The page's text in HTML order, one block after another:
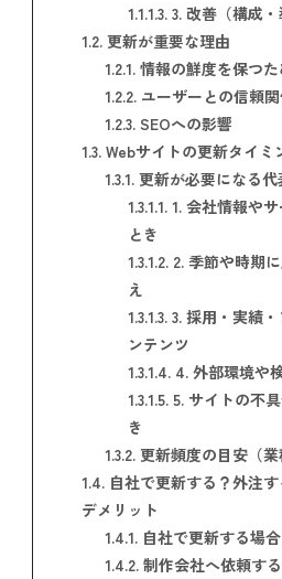
1.1.1.3.3. 改善（構成・
1.2.更新が重要な理由
1.2.1.情報の鮮度を保つた
1.2.2.ユーザーとの信頼
1.2.3.SEOへの影響
1.3.Webサイトの更新タイミ
1.3.1.更新が必要になる代
1.3.1.1.1. 会社情報や
とき
1.3.1.2.2. 季節や時期
え
1.3.1.3.3. 採用・実績
ンテンツ
1.3.1.4.4. 外部環境や
1.3.1.5.5. サイトの不
き
1.3.2.更新頻度の目安（業
1.4.自社で更新する？外注す
デメリット
1.4.1.自社で更新する場
1.4.2.制作会社へ依頼す